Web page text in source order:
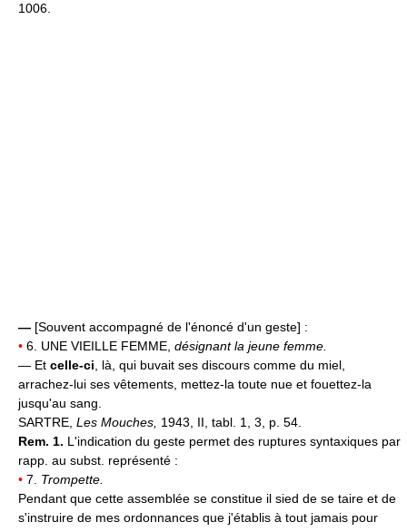
1006.
— [Souvent accompagné de l'énoncé d'un geste] :
• 6. UNE VIEILLE FEMME, désignant la jeune femme.
— Et celle-ci, là, qui buvait ses discours comme du miel,
arrachez-lui ses vêtements, mettez-la toute nue et fouettez-la
jusqu'au sang.
SARTRE, Les Mouches, 1943, II, tabl. 1, 3, p. 54.
Rem. 1. L'indication du geste permet des ruptures syntaxiques par
rapp. au subst. représenté :
• 7. Trompette.
Pendant que cette assemblée se constitue il sied de se taire et de
s'instruire de mes ordonnances que j'établis à tout jamais pour